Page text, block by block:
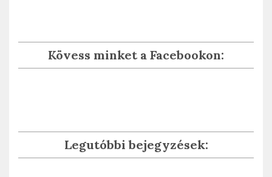
Kövess minket a Facebookon:
Legutóbbi bejegyzések: